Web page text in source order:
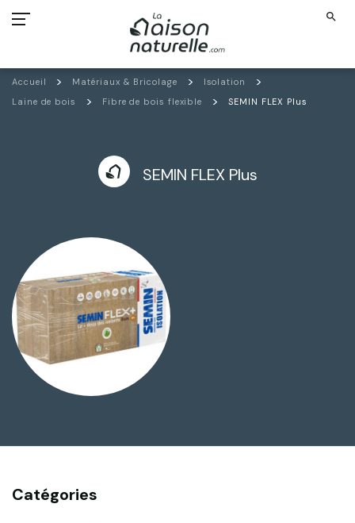
search
Accueil Matériaux & Bricolage
Isolation
Laine de bois
Fibre de bois flexible SEMIN FLEX Plus
SEMIN FLEX Plus
Catégories